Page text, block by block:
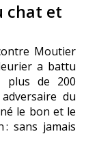
chat et
Moutier
a battu
plus de 200
du
le bon et le
: sans jamais